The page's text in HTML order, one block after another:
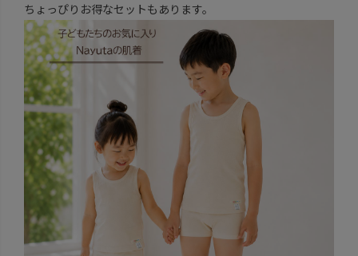
ちょっぴりお得なセットもあります。